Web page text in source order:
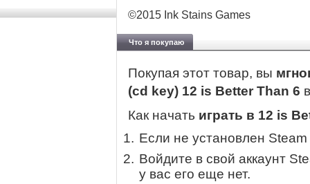
©2015 Ink Stains Games
Что я покупаю
Покупая этот товар, вы
(cd key) 12 is Better Than 6
Как начать играть в 12 is
Если не установлен
Войдите в свой аккаунт
у вас его еще нет.